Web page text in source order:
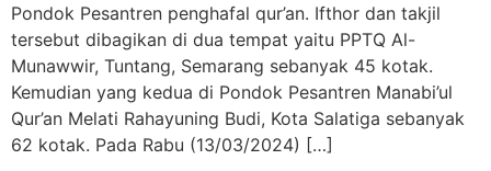
Pondok Pesantren penghafal qur’an. Ifthor dan takjil
tersebut dibagikan di dua tempat yaitu PPTQ Al-
Munawwir, Tuntang, Semarang sebanyak 45 kotak.
Kemudian yang kedua di Pondok Pesantren Manabi’ul
Qur’an Melati Rahayuning Budi, Kota Salatiga sebanyak
62 kotak. Pada Rabu (13/03/2024) […]